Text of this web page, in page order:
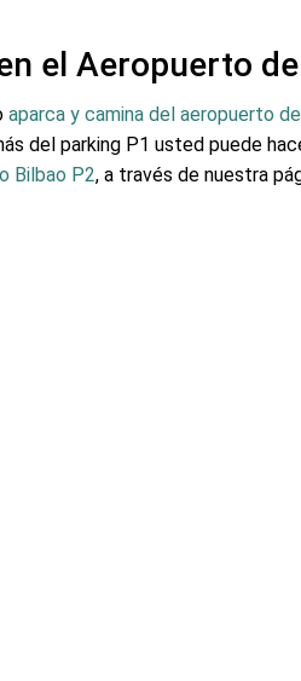
el Aeropuerto
aparca y camina del aeropuerto
del parking P1 usted puede
Bilbao P2, a través de nuestra